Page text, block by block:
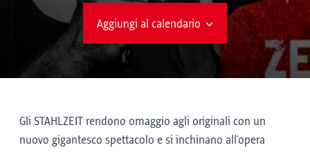
Aggiungi al calendario
Gli STAHLZEIT rendono omaggio agli originali con un
nuovo gigantesco spettacolo e si inchinano all'opera